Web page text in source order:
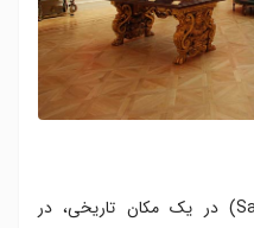
«گالری ساعتچی» (Saatchi Gallery) در یک مکان تاریخی، در